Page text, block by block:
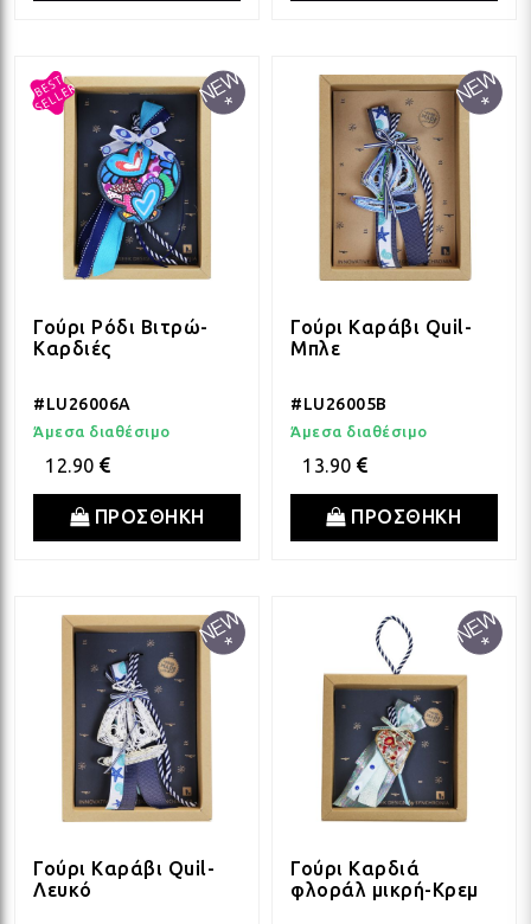
Γούρι Ρόδι Βιτρώ-
Καρδιές
#LU26006A
Άμεσα διαθέσιμο
12.90
ΠΡΟΣΘΗΚΗ
Γούρι Καράβι Quil-
Μπλε
#LU26005B
Άμεσα διαθέσιμο
13.90
ΠΡΟΣΘΗΚΗ
Γούρι Καράβι Quil-
Λευκό
Γούρι Καρδιά
φλοράλ μικρή-Κρεμ